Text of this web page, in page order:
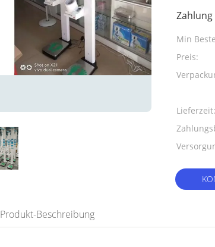
Zahlung
Min
Preis:
Lieferzeit:
Produkt-Beschreibung